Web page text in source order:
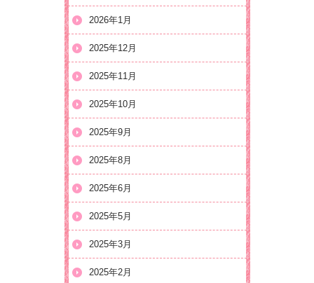
2026年1月
2025年12月
2025年11月
2025年10月
2025年9月
2025年8月
2025年6月
2025年5月
2025年3月
2025年2月